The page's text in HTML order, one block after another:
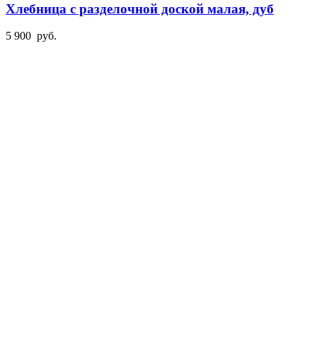
Хлебница с разделочной доской малая, дуб
5 900 руб.